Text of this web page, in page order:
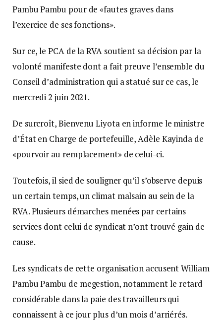
Pambu Pambu pour de «fautes graves dans
l’exercice de ses fonctions».
Sur ce, le PCA de la RVA soutient sa décision par la
volonté manifeste dont a fait preuve l’ensemble du
Conseil d’administration qui a statué sur ce cas, le
mercredi 2 juin 2021.
De surcroît, Bienvenu Liyota en informe le ministre
d’État en Charge de portefeuille, Adèle Kayinda de
«pourvoir au remplacement» de celui-ci.
Toutefois, il sied de souligner qu’il s’observe depuis
un certain temps, un climat malsain au sein de la
RVA. Plusieurs démarches menées par certains
services dont celui de syndicat n’ont trouvé gain de
cause.
Les syndicats de cette organisation accusent William
Pambu Pambu de megestion, notamment le retard
considérable dans la paie des travailleurs qui
connaissent à ce jour plus d’un mois d’arriérés.